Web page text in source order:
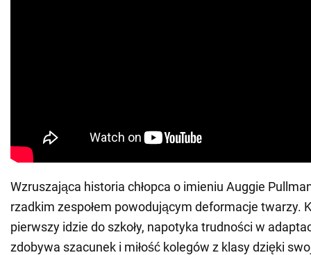
Wzruszająca historia chłopca o imieniu Auggie
rzadkim zespołem powodującym deformacje twarzy.
pierwszy idzie do szkoły, napotyka trudności w
zdobywa szacunek i miłość kolegów z klasy dzięki